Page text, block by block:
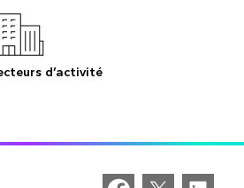
d’activité